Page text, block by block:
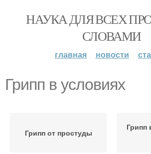
НАУКА ДЛЯ ВСЕХ
СЛОВАМИ
главная новости
Грипп в условиях
Грипп от простуды
Грипп